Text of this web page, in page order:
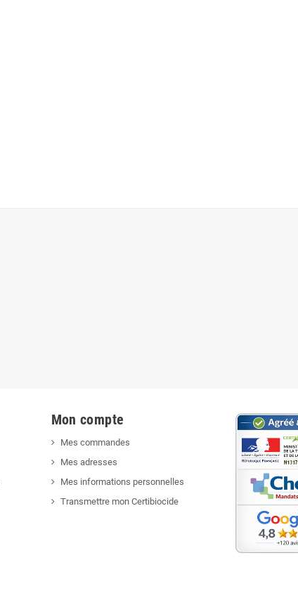
Mon compte
Mes commandes
Mes adresses
Mes informations personnelles
Transmettre mon Certibiocide